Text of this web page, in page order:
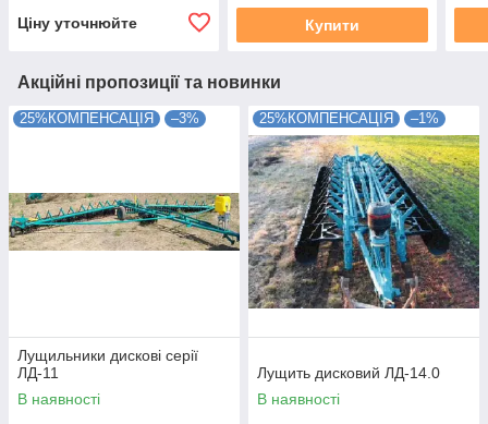
Ціну уточнюйте Купити
Акційні пропозиції та новинки
25%КОМПЕНСАЦІЯ –3%
Лущильники дискові серії
ЛД-11
В наявності
25%КОМПЕНСАЦІЯ –1%
Лущить дисковий ЛД-14.0
В наявності